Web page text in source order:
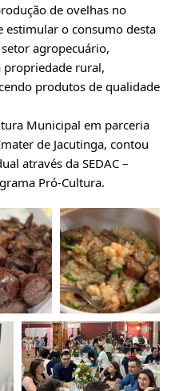
de ovelhas no
o consumo desta
agropecuário,
propriedade rural,
produtos de qualidade
Municipal em parceria
de Jacutinga, contou
através da SEDAC –
Pró-Cultura.